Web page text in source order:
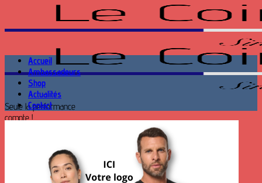
contenu
Seule la performance
compte !
Recherche
Accueil
Ambassadeurs
Shop
Actualités
Contact